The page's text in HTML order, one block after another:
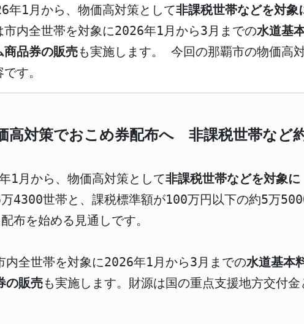
年1月から、物価高対策として非課税世帯などを対象
市内全世帯を対象に2026年1月から3月までの水道基
商品券の販売も実施します。 今回の那覇市の物価高
す。
高対策でおこめ券配布へ 非課税世帯など
1月から、物価高対策として非課税世帯などを対象
4300世帯と、課税標準額が100万円以下の約5万
布を始める見通しです。
内全世帯を対象に2026年1月から3月までの水道基本
の販売も実施します。財源は国の重点支援地方交付